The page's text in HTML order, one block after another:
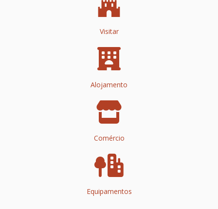
Visitar
Alojamento
Comércio
Equipamentos